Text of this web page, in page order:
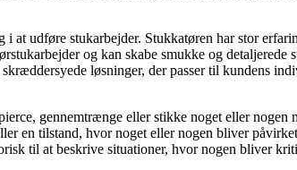
at udføre stukarbejder. Stukkatøren har stor
og kan skabe smukke og detaljerede
løsninger, der passer til kundens
gennemtrænge eller stikke noget eller nogen
en tilstand, hvor noget eller nogen bliver
til at beskrive situationer, hvor nogen bliver